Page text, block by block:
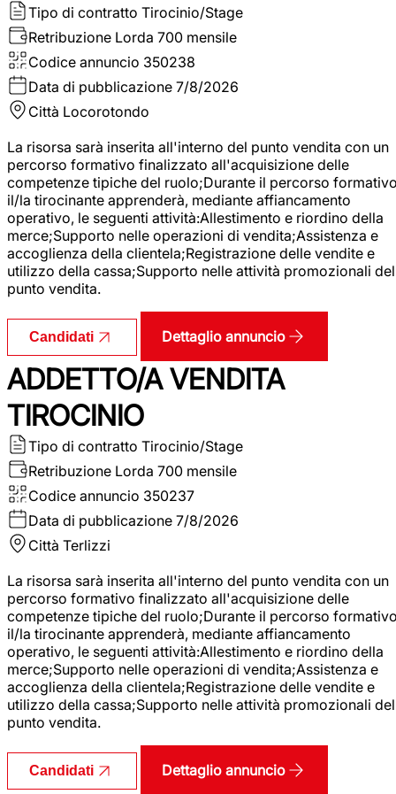
Tipo di contratto Tirocinio/Stage
Retribuzione Lorda 700 mensile
Codice annuncio 350238
Data di pubblicazione 7/8/2026
Città Locorotondo
La risorsa sarà inserita all'interno del punto vendita con un
percorso formativo finalizzato all'acquisizione delle
competenze tipiche del ruolo;Durante il percorso
il/la tirocinante apprenderà, mediante affiancamento
operativo, le seguenti attività:Allestimento e riordino della
merce;Supporto nelle operazioni di vendita;Assistenza e
accoglienza della clientela;Registrazione delle vendite e
utilizzo della cassa;Supporto nelle attività promozionali del
punto vendita.
Candidati Dettaglio annuncio
ADDETTO/A VENDITA
TIROCINIO
Tipo di contratto Tirocinio/Stage
Retribuzione Lorda 700 mensile
Codice annuncio 350237
Data di pubblicazione 7/8/2026
Città Terlizzi
La risorsa sarà inserita all'interno del punto vendita con un
percorso formativo finalizzato all'acquisizione delle
competenze tipiche del ruolo;Durante il percorso
il/la tirocinante apprenderà, mediante affiancamento
operativo, le seguenti attività:Allestimento e riordino della
merce;Supporto nelle operazioni di vendita;Assistenza e
accoglienza della clientela;Registrazione delle vendite e
utilizzo della cassa;Supporto nelle attività promozionali del
punto vendita.
Candidati Dettaglio annuncio